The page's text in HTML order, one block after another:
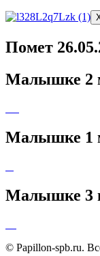
Помет
Малышке 2
Малышке 1
Малышке 3
© Papillon-spb.ru.